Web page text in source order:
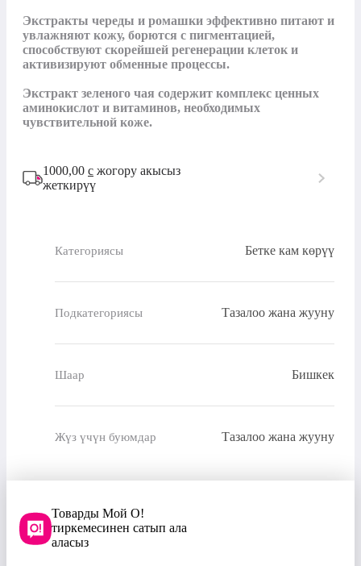
Экстракты череды и ромашки эффективно питают и
увлажняют кожу, борются с пигментацией,
способствуют скорейшей регенерации клеток и
активизируют обменные процессы.
Экстракт зеленого чая содержит комплекс ценных
аминокислот и витаминов, необходимых
чувствительной коже.
1000,00 с жогору акысыз
жеткирүү
Категориясы Бетке кам көрүү
Подкатегориясы Тазалоо жана жууну
Шаар Бишкек
Жүз үчүн буюмдар Тазалоо жана жууну
Товарды Мой О!
тиркемесинен сатып ала
аласыз